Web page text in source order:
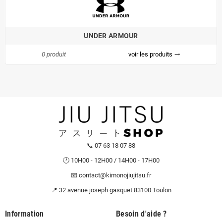
UNDER ARMOUR
0 produit voir les produits trending_flat
📞 07 63 18 07 88
🕐 10H00 - 12H00 / 14H00 - 17H00
📧 contact@kimonojiujitsu.fr
📍 32 avenue joseph gasquet 83100 Toulon
Information Besoin d'aide ?